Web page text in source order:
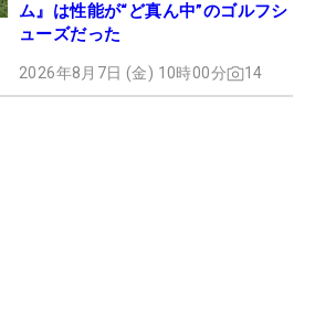
ム』は性能が“ど真ん中”のゴルフシ
ューズだった
2026年8月7日 (金) 10時00分 14